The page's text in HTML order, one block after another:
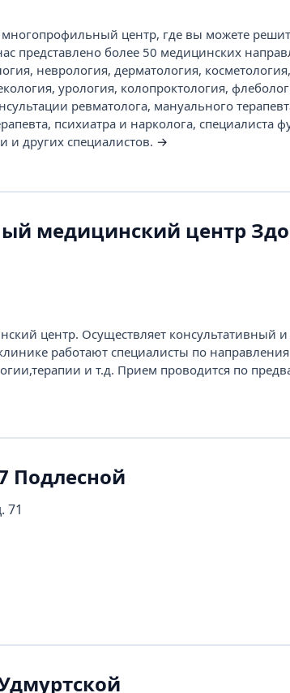
многопрофильный центр, где вы можете
представлено более 50 медицинских
неврология, дерматология,
урология, колопроктология,
ревматолога, мануального
психиатра и нарколога, специалиста
и других специалистов. →
медицинский центр
центр. Осуществляет консультативный и
работают специалисты по
и т.д. Прием проводится по
Подлесной
71